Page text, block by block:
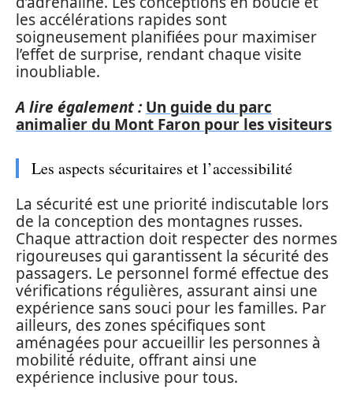
les accélérations rapides sont
soigneusement planifiées pour maximiser
l’effet de surprise, rendant chaque visite
inoubliable.
A lire également : Un guide du parc
animalier du Mont Faron pour les visiteurs
Les aspects sécuritaires et l’accessibilité
La sécurité est une priorité indiscutable lors
de la conception des montagnes russes.
Chaque attraction doit respecter des normes
rigoureuses qui garantissent la sécurité des
passagers. Le personnel formé effectue des
vérifications régulières, assurant ainsi une
expérience sans souci pour les familles. Par
ailleurs, des zones spécifiques sont
aménagées pour accueillir les personnes à
mobilité réduite, offrant ainsi une
expérience inclusive pour tous.